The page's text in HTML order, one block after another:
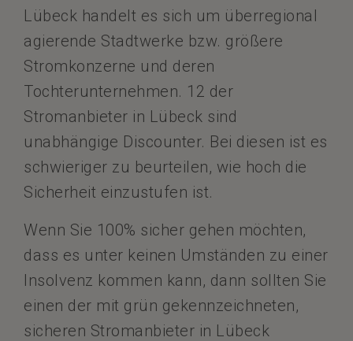
Lübeck handelt es sich um überregional
agierende Stadtwerke bzw. größere
Stromkonzerne und deren
Tochterunternehmen. 12 der
Stromanbieter in Lübeck sind
unabhängige Discounter. Bei diesen ist es
schwieriger zu beurteilen, wie hoch die
Sicherheit einzustufen ist.
Wenn Sie 100% sicher gehen möchten,
dass es unter keinen Umständen zu einer
Insolvenz kommen kann, dann sollten Sie
einen der mit grün gekennzeichneten,
sicheren Stromanbieter in Lübeck